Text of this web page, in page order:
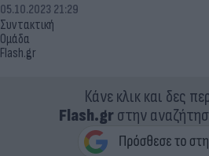
Συντακτική
Ομάδα
Flash.gr
05.10.2023 21:29
Κάνε κλικ και δες
Flash.grστην